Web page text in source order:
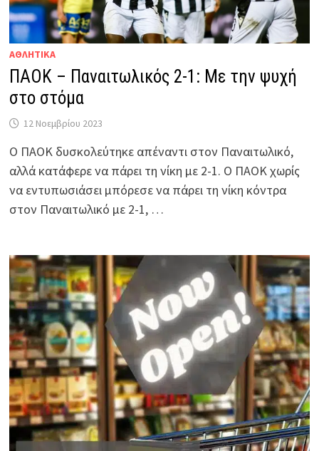
ΑΘΛΗΤΙΚΑ
ΠΑΟΚ – Παναιτωλικός 2-1: Με την ψυχή
στο στόμα
12 Νοεμβρίου 2023
Ο ΠΑΟΚ δυσκολεύτηκε απέναντι στον Παναιτωλικό,
αλλά κατάφερε να πάρει τη νίκη με 2-1. Ο ΠΑΟΚ χωρίς
να εντυπωσιάσει μπόρεσε να πάρει τη νίκη κόντρα
στον Παναιτωλικό με 2-1, …